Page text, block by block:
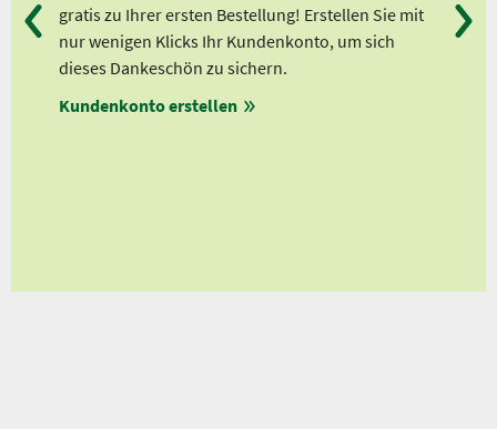
gratis zu Ihrer ersten Bestellung! Erstellen Sie mit
nur wenigen Klicks Ihr Kundenkonto, um sich
dieses Dankeschön zu sichern.
Kundenkonto erstellen
Ab